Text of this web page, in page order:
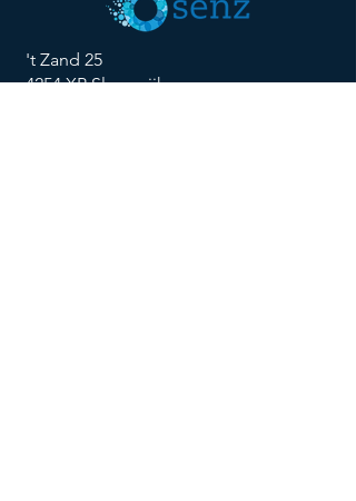
't Zand 25
4254 XP Sleeuwijk